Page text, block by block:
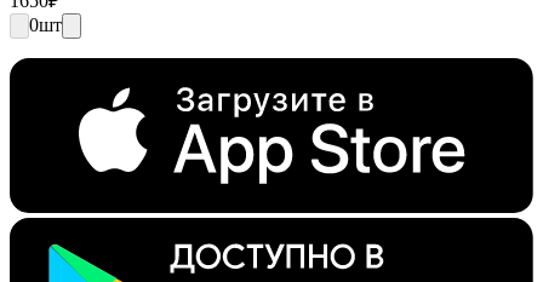
0шт